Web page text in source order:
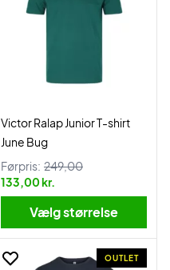
Victor Ralap Junior T-shirt
June Bug
Førpris: 249,00
133,00 kr.
Vælg størrelse
OUTLET